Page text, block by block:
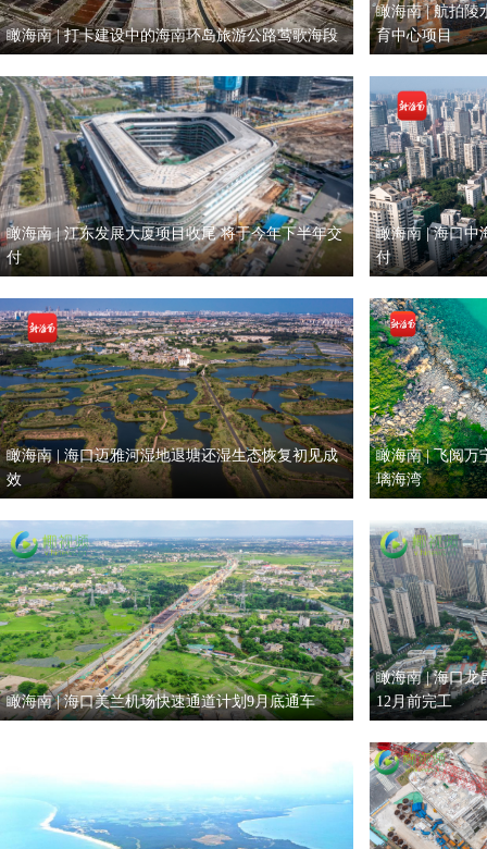
瞰海南 | 打卡建设中的海南环岛旅游公路莺歌海段
瞰海南 | 航拍陵
育中心项目
瞰海南 | 江东发展大厦项目收尾 将于今年下半年交
付
瞰海南 | 海口中
付
瞰海南 | 海口迈雅河湿地退塘还湿生态恢复初见成
效
瞰海南 | 飞阅万
璃海湾
瞰海南 | 海口美兰机场快速通道计划9月底通车
瞰海南 | 海口龙
12月前完工